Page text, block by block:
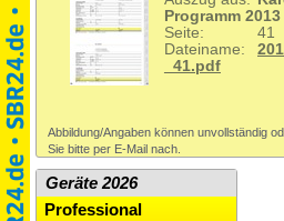
Programm 2013
Seite:
41
Dateiname:
_41.pdf
Abbildung/Angaben können unvollständig
Sie bitte per E-Mail nach.
Geräte 2026
Professional